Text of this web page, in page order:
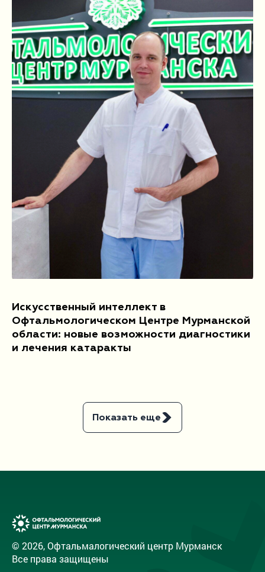
Искусственный интеллект в
Офтальмологическом Центре Мурманской
области: новые возможности диагностики
и лечения катаракты
Показать еще
© 2026, Офтальмалогический центр Мурманск
Все права защищены